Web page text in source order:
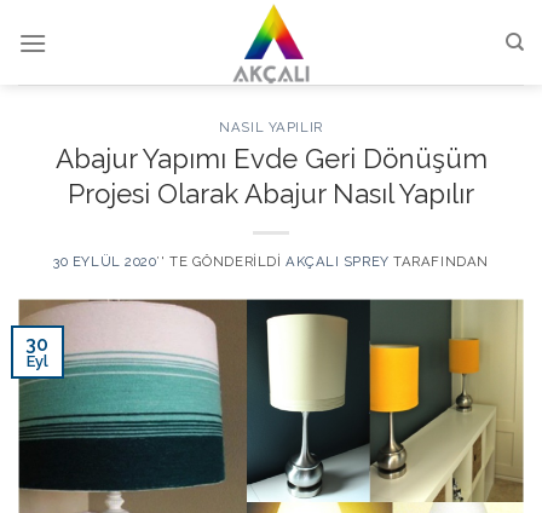
NASIL YAPILIR
Abajur Yapımı Evde Geri Dönüşüm
Projesi Olarak Abajur Nasıl Yapılır
30 EYLÜL 2020’' TE GÖNDERILDI AKÇALI SPREY TARAFINDAN
30
Eyl